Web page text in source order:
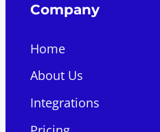
Company
Home
About Us
Integrations